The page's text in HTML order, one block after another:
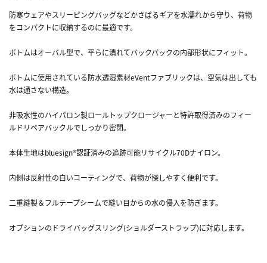
防寒ウェアやスリーピングバッグなどかさばるギアを水濡れから守り、荷物
をコンパクトに収納するのに最適です。
ボトムはオーバル型で、平らに潰れてバックパックの内部形状にフィット。
ボトムに使用されている防水透湿素材eVentファブリックは、空気は出しても
水は通さない構造。
非吸水性のハイパロン製ロールトップクロージャーと特許取得済みのフィー
ルドリペアバックルでしっかり密閉。
本体生地はbluesign®認証済みの追跡可能リサイクル70Dナイロン。
内側は反射性の白いコーティングで、荷物が探しやすく便利です。
二重縫製＆フルテープシームで縫い目からの水の侵入を防ぎます。
オプションのドライバッグスリング(ショルダーストラップ)に対応します。